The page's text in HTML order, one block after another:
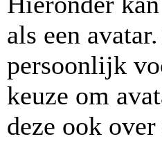
als een
persoonlijk
keuze om
deze ook